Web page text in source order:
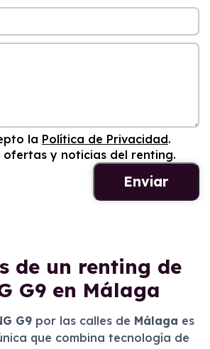
la Política de Privacidad.
ofertas y noticias del renting.
de un renting de
G9 en Málaga
G9 por las calles de Málaga es
que combina tecnología de